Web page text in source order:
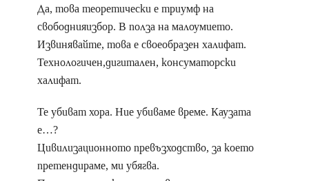
Да, това теоретически е триумф на
свободнияизбор. В полза на малоумието.
Извинявайте, това е своеобразен халифат.
Технологичен,дигитален, консуматорски
халифат.
Те убиват хора. Ние убиваме време. Каузата
е…?
Цивилизационното превъзходство, за което
претендираме, ми убягва.